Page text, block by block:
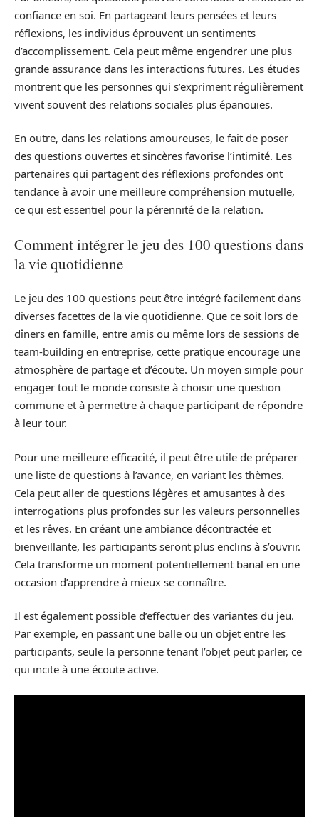
confiance en soi. En partageant leurs pensées et leurs
réflexions, les individus éprouvent un sentiments
d’accomplissement. Cela peut même engendrer une plus
grande assurance dans les interactions futures. Les études
montrent que les personnes qui s’expriment régulièrement
vivent souvent des relations sociales plus épanouies.
En outre, dans les relations amoureuses, le fait de poser
des questions ouvertes et sincères favorise l’intimité. Les
partenaires qui partagent des réflexions profondes ont
tendance à avoir une meilleure compréhension mutuelle,
ce qui est essentiel pour la pérennité de la relation.
Comment intégrer le jeu des 100 questions dans
la vie quotidienne
Le jeu des 100 questions peut être intégré facilement dans
diverses facettes de la vie quotidienne. Que ce soit lors de
dîners en famille, entre amis ou même lors de sessions de
team-building en entreprise, cette pratique encourage une
atmosphère de partage et d’écoute. Un moyen simple pour
engager tout le monde consiste à choisir une question
commune et à permettre à chaque participant de répondre
à leur tour.
Pour une meilleure efficacité, il peut être utile de préparer
une liste de questions à l’avance, en variant les thèmes.
Cela peut aller de questions légères et amusantes à des
interrogations plus profondes sur les valeurs personnelles
et les rêves. En créant une ambiance décontractée et
bienveillante, les participants seront plus enclins à s’ouvrir.
Cela transforme un moment potentiellement banal en une
occasion d’apprendre à mieux se connaître.
Il est également possible d’effectuer des variantes du jeu.
Par exemple, en passant une balle ou un objet entre les
participants, seule la personne tenant l’objet peut parler, ce
qui incite à une écoute active.